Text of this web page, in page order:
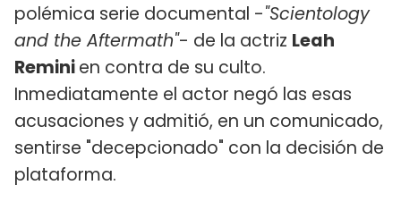
polémica serie documental -"Scientology
and the Aftermath"- de la actriz Leah
Reminien contra de su culto.
Inmediatamente el actor negó las esas
acusaciones y admitió, en un comunicado,
sentirse "decepcionado" con la decisión de
plataforma.